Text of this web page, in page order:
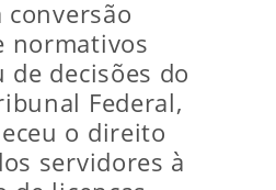
conversão
normativos
decisões do
Federal,
o direito
servidores à